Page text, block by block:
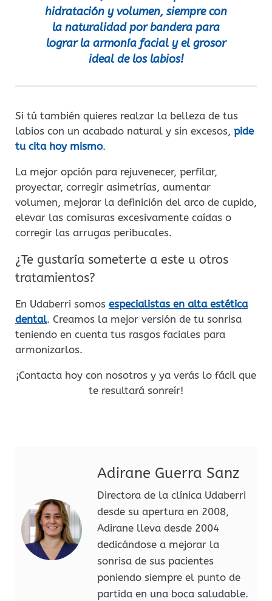
hidratación y volumen, siempre con
la naturalidad por bandera para
lograr la armonía facial y el grosor
ideal de los labios!
Si tú también quieres realzar la belleza de tus
labios con un acabado natural y sin excesos, pide
tu cita hoy mismo.
La mejor opción para rejuvenecer, perfilar,
proyectar, corregir asimetrías, aumentar
volumen, mejorar la definición del arco de cupido,
elevar las comisuras excesivamente caídas o
corregir las arrugas peribucales.
¿Te gustaría someterte a este u otros
tratamientos?
En Udaberri somos especialistas en alta estética
dental. Creamos la mejor versión de tu sonrisa
teniendo en cuenta tus rasgos faciales para
armonizarlos.
¡Contacta hoy con nosotros y ya verás lo fácil que
te resultará sonreír!
Adirane Guerra Sanz
Directora de la clínica Udaberri
desde su apertura en 2008,
Adirane lleva desde 2004
dedicándose a mejorar la
sonrisa de sus pacientes
poniendo siempre el punto de
partida en una boca saludable.